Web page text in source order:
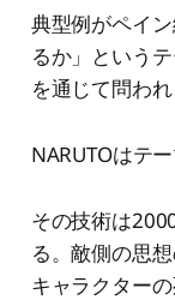
典型例がペイ
るか」という
を通じて問わ
NARUTOはテ
その技術は
る。敵側の思
キャラクター